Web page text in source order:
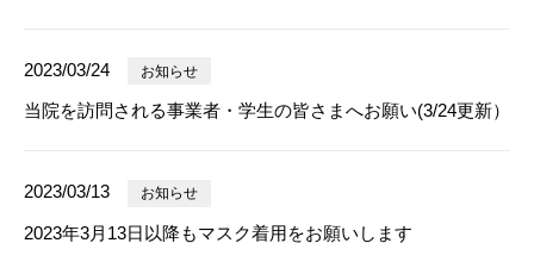
2023/03/24 お知らせ
当院を訪問される事業者・学生の皆さまへお願い(3/24更新）
2023/03/13 お知らせ
2023年3月13日以降もマスク着用をお願いします